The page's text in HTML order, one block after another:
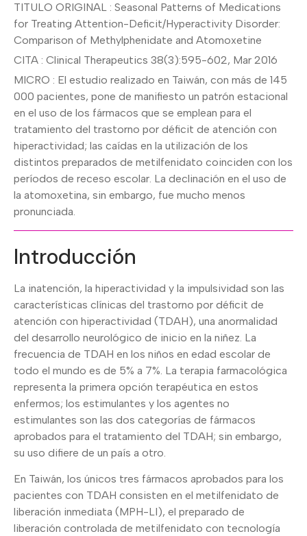
TITULO ORIGINAL : Seasonal Patterns of Medications
for Treating Attention-Deficit/Hyperactivity Disorder:
Comparison of Methylphenidate and Atomoxetine
CITA : Clinical Therapeutics 38(3):595-602, Mar 2016
MICRO : El estudio realizado en Taiwán, con más de 145
000 pacientes, pone de manifiesto un patrón estacional
en el uso de los fármacos que se emplean para el
tratamiento del trastorno por déficit de atención con
hiperactividad; las caídas en la utilización de los
distintos preparados de metilfenidato coinciden con los
períodos de receso escolar. La declinación en el uso de
la atomoxetina, sin embargo, fue mucho menos
pronunciada.
Introducción
La inatención, la hiperactividad y la impulsividad son las
características clínicas del trastorno por déficit de
atención con hiperactividad (TDAH), una anormalidad
del desarrollo neurológico de inicio en la niñez. La
frecuencia de TDAH en los niños en edad escolar de
todo el mundo es de 5% a 7%. La terapia farmacológica
representa la primera opción terapéutica en estos
enfermos; los estimulantes y los agentes no
estimulantes son las dos categorías de fármacos
aprobados para el tratamiento del TDAH; sin embargo,
su uso difiere de un país a otro.
En Taiwán, los únicos tres fármacos aprobados para los
pacientes con TDAH consisten en el metilfenidato de
liberación inmediata (MPH-LI), el preparado de
liberación controlada de metilfenidato con tecnología